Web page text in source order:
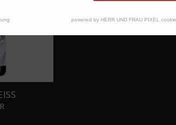
powered by HERR UND FRAU PIXEL